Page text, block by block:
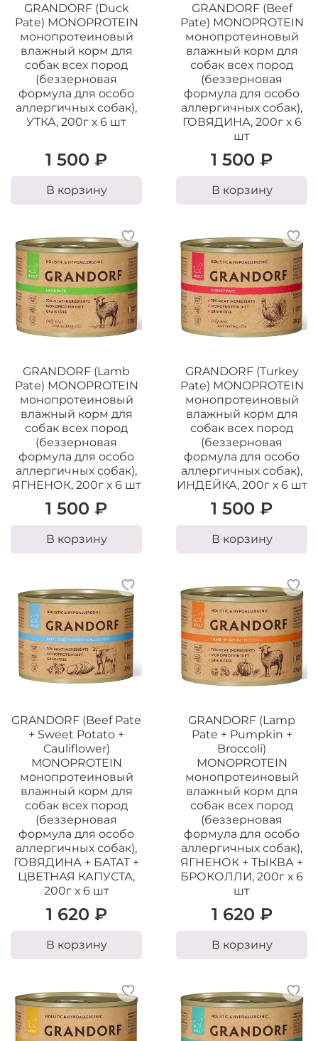
GRANDORF (Duck
Pate) MONOPROTEIN
монопротеиновый
влажный корм для
собак всех пород
(беззерновая
формула для особо
аллергичных собак),
УТКА, 200г х 6 шт
1 500 ₽
В корзину
GRANDORF (Beef
Pate) MONOPROTEIN
монопротеиновый
влажный корм для
собак всех пород
(беззерновая
формула для особо
аллергичных собак),
ГОВЯДИНА, 200г х 6
шт
1 500 ₽
В корзину
GRANDORF (Lamb
Pate) MONOPROTEIN
монопротеиновый
влажный корм для
собак всех пород
(беззерновая
формула для особо
аллергичных собак),
ЯГНЕНОК, 200г х 6 шт
1 500 ₽
В корзину
GRANDORF (Turkey
Pate) MONOPROTEIN
монопротеиновый
влажный корм для
собак всех пород
(беззерновая
формула для особо
аллергичных собак),
ИНДЕЙКА, 200г х 6 шт
1 500 ₽
В корзину
GRANDORF (Beef Pate
+ Sweet Potato +
Cauliflower)
MONOPROTEIN
монопротеиновый
влажный корм для
собак всех пород
(беззерновая
формула для особо
аллергичных собак),
ГОВЯДИНА + БАТАТ +
ЦВЕТНАЯ КАПУСТА,
200г х 6 шт
1 620 ₽
В корзину
GRANDORF (Lamp
Pate + Pumpkin +
Broccoli)
MONOPROTEIN
монопротеиновый
влажный корм для
собак всех пород
(беззерновая
формула для особо
аллергичных собак),
ЯГНЕНОК + ТЫКВА +
БРОКОЛЛИ, 200г х 6
шт
1 620 ₽
В корзину